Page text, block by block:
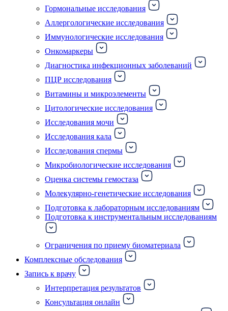
Гормональные исследования
Аллергологические исследования
Иммунологические исследования
Онкомаркеры
Диагностика инфекционных заболеваний
ПЦР исследования
Витамины и микроэлементы
Цитологические исследования
Исследования мочи
Исследования кала
Исследования спермы
Микробиологические исследования
Оценка системы гемостаза
Молекулярно-генетические исследования
Подготовка к лабораторным исследованиям
Подготовка к инструментальным исследованиям
Ограничения по приему биоматериала
Комплексные обследования
Запись к врачу
Интерпретация результатов
Консультация онлайн